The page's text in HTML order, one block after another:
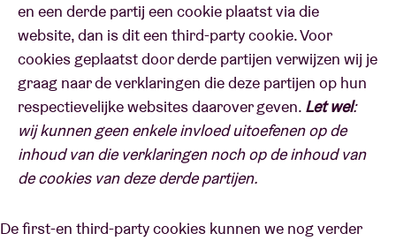
en een derde partij een cookie plaatst via die
website, dan is dit een third-party cookie. Voor
cookies geplaatst door derde partijen verwijzen wij je
graag naar de verklaringen die deze partijen op hun
respectievelijke websites daarover geven. Let wel:
wij kunnen geen enkele invloed uitoefenen op de
inhoud van die verklaringen noch op de inhoud van
de cookies van deze derde partijen.
De first-en third-party cookies kunnen we nog verder